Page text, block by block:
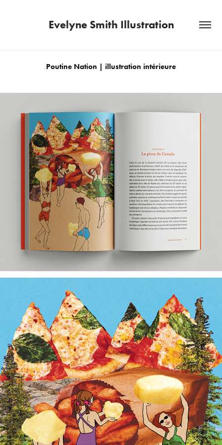
Evelyne Smith Illustration
Poutine Nation | illustration intérieure